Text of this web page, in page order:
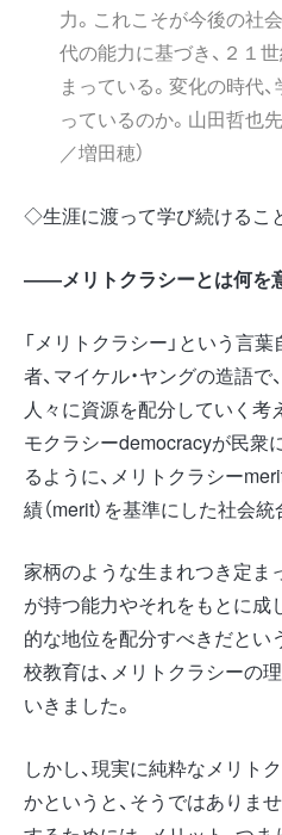
力。これこそが今後の社
代の能力に基づき、２１
まっている。変化の時代
っているのか。山田哲也
／増田穂）
◇生涯に渡って学び続けるこ
――メリトクラシーとは何を
「メリトクラシー」という言
者、マイケル・ヤングの造語
人々に資源を配分していく考
モクラシーdemocracyが民衆
るように、メリトクラシー
績（merit）を基準にした社会統
家柄のような生まれつき定ま
が持つ能力やそれをもとに成
的な地位を配分すべきだとい
校教育は、メリトクラシーの
いきました。
しかし、現実に純粋なメリト
かというと、そうではありま